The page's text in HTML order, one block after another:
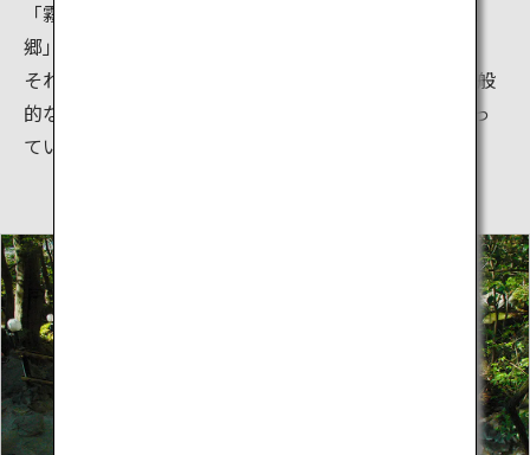
「霧島温泉郷」「霧島神宮温泉郷」「妙見・安楽温泉
郷」「日当山温泉郷」と4つの温泉郷があります。
それぞれの温泉施設では様々な泉質の温泉があり、一般
的な泉質10種類のうち霧島の温泉地だけで9種類が揃っ
ています。